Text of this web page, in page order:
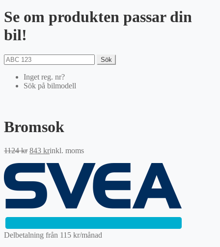
Se om produkten passar din
bil!
Sök
Inget reg. nr?
Sök på bilmodell
Bromsok
1124kr Det
1124 kr.
843 krDet
priset
är:
843 kr.
inkl. moms
Delbetalning från 115 kr/månad